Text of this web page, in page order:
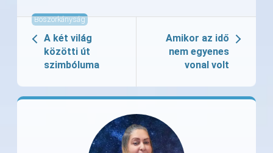
Boszorkányság
A két világ
közötti út
szimbóluma
Amikor az idő
nem egyenes
vonal volt